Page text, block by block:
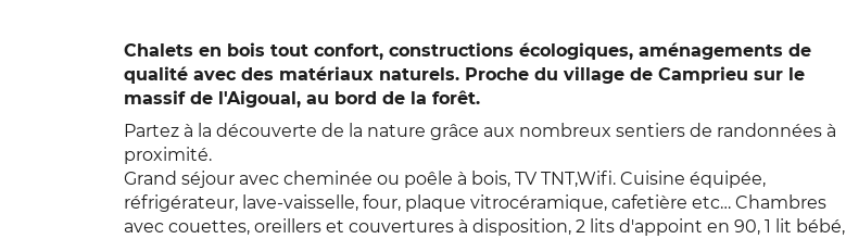
Chalets en bois tout confort, constructions écologiques, aménagements de
qualité avec des matériaux naturels. Proche du village de Camprieu sur le
massif de l'Aigoual, au bord de la forêt.
Partez à la découverte de la nature grâce aux nombreux sentiers de randonnées à
proximité.
Grand séjour avec cheminée ou poêle à bois, TV TNT,Wifi. Cuisine équipée,
réfrigérateur, lave-vaisselle, four, plaque vitrocéramique, cafetière etc… Chambres
avec couettes, oreillers et couvertures à disposition, 2 lits d'appoint en 90, 1 lit bébé,